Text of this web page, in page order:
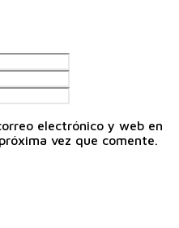
electrónico y web en
vez que comente.